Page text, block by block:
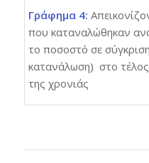
Γράφημα 4:
που καταναλώθηκαν
το ποσοστό σε
κατανάλωση) στο
της χρονιάς